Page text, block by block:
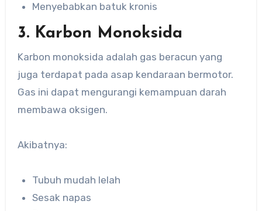
Menyebabkan batuk kronis
3. Karbon Monoksida
Karbon monoksida adalah gas beracun yang
juga terdapat pada asap kendaraan bermotor.
Gas ini dapat mengurangi kemampuan darah
membawa oksigen.
Akibatnya:
Tubuh mudah lelah
Sesak napas